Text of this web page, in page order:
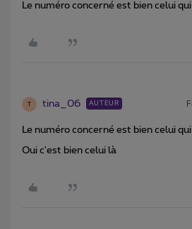
Le numéro concerné est bien celui
T tina_06 AUTEUR
Le numéro concerné est bien celui
Oui c'est bien celui là